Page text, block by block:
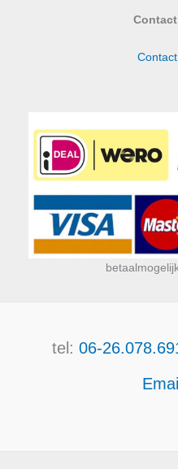
tel: 06-
Email